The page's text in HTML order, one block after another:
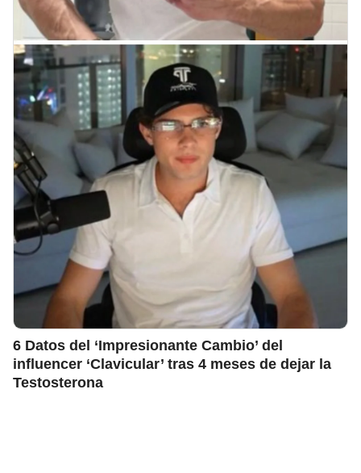
6 Datos del ‘Impresionante Cambio’ del
influencer ‘Clavicular’ tras 4 meses de dejar la
Testosterona